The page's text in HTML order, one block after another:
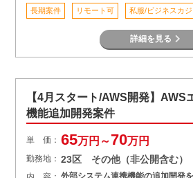
長期案件 リモート可 私服/ビジネスカ
詳細を見る
【4月スタート/AWS開発】AWS
機能追加開発案件
単 価： 65万円～70万円
勤務地： 23区 その他（非公開含む）